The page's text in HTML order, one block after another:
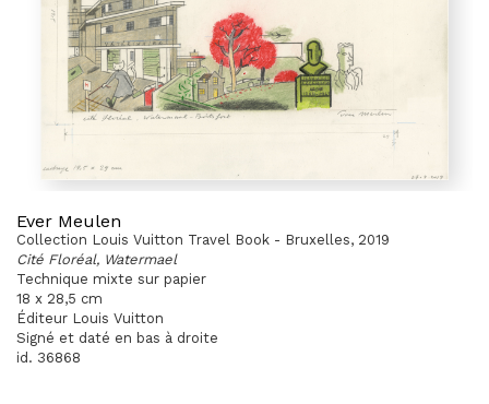
Ever Meulen
Collection Louis Vuitton Travel Book - Bruxelles, 2019
Cité Floréal, Watermael
Technique mixte sur papier
18 x 28,5 cm
Éditeur Louis Vuitton
Signé et daté en bas à droite
id. 36868